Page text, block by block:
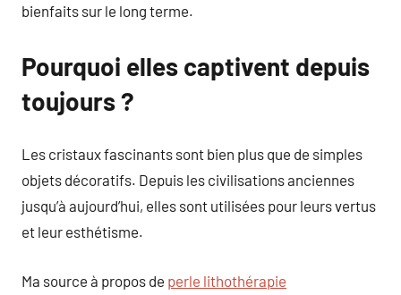
bienfaits sur le long terme.
Pourquoi elles captivent depuis
toujours ?
Les cristaux fascinants sont bien plus que de simples
objets décoratifs. Depuis les civilisations anciennes
jusqu’à aujourd’hui, elles sont utilisées pour leurs vertus
et leur esthétisme.
Ma source à propos de perle lithothérapie